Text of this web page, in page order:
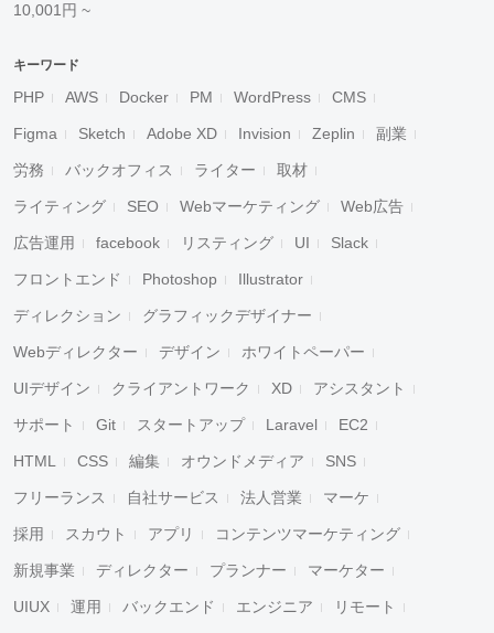
10,001円 ~
キーワード
PHP AWS Docker PM WordPress CMS
Figma Sketch Adobe XD Invision Zeplin 副業
労務 バックオフィス ライター 取材
ライティング SEO Webマーケティング Web広告
広告運用 facebook リスティング UI Slack
フロントエンド Photoshop Illustrator
ディレクション グラフィックデザイナー
Webディレクター デザイン ホワイトペーパー
UIデザイン クライアントワーク XD アシスタント
サポート Git スタートアップ Laravel EC2
HTML CSS 編集 オウンドメディア SNS
フリーランス 自社サービス 法人営業 マーケ
採用 スカウト アプリ コンテンツマーケティング
新規事業 ディレクター プランナー マーケター
UIUX 運用 バックエンド エンジニア リモート